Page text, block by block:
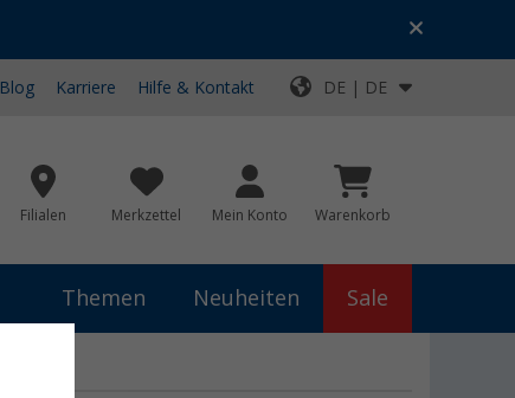
Top-Deals für dein Abenteuer!
Blog Karriere Hilfe & Kontakt DE | DE
Filialen Merkzettel Mein Konto Warenkorb
Themen Neuheiten Sale